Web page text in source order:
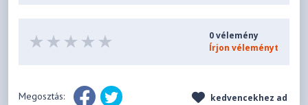
0 vélemény
Írjon véleményt
Megosztás: kedvencekhez ad